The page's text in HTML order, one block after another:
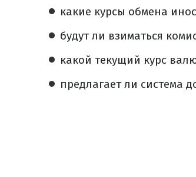
какие курсы обмена
будут ли взиматься
какой текущий курс
предлагает ли система